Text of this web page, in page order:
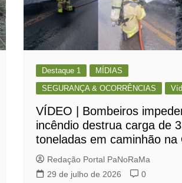
Destaque 1
MÍDIAS
SEGURANÇA & OCORRÊNCIAS
VÍDEO | Bombeiros
incêndio destrua carga de
toneladas em caminhão na
Redação Portal PaNoRaMa
29 de julho de 2026
0